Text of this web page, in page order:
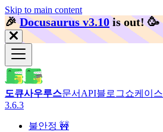
Skip to main content
🎉️Docusaurus v3.10 is out! 🥳️
도큐사우루스문서 API블로그쇼케이스
3.6.3
불안정 🚧